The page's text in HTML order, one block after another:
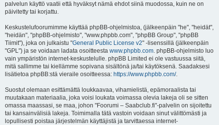
palvelun käyttö vaatii että hyväksyt nämä ehdot siinä muodossa, kuin ne on
päivitetty tai korjattu.
Keskustelufoorumimme käyttää phpBB-ohjelmistoa, (jälkeenpäin "he", "heidät",
"heidän", "phpBB-ohjelmisto", "www.phpbb.com", "phpBB Group", "phpBB
Tiimit"), joka on julkaistu "General Public License v2" -lisenssillä (jälkeenpäin
"GPL") ja se voidaan ladata osoitteesta www.phpbb.com. phpBB-ohjelmisto luo
vain ympäristön internet-keskustelulle. phpBB Limited ei ole vastuussa siitä,
mitä sallimme tai kiellämme sopivana sisältönä ja/tai käytöksenä. Saadaksesi
lisätietoa phpBB:stä vieraile osoitteessa: https://www.phpbb.com/.
Suostut olemaan esittämättä loukkaavaa, vihamielistä, epämoraalista tai
muutakaan materiaalia, joka voisi loukata voimassa olevia lakeja oli se sitten
omassa maassasi, se maa, johon "Foorumi – Saabclub.fi"-palvelin on sijoitettu
tai kansainvälisiä lakeja. Toimimalla tätä vastoin voidaan sinut välittömästi ja
lopullisesti poistaa järjestelmän käyttäjistä ja tarvittaessa internet-